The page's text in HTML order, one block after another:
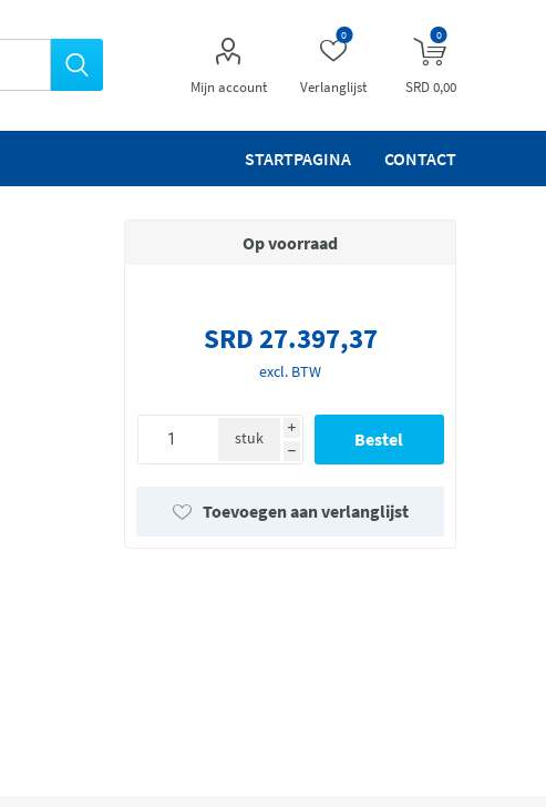
Mijn account Verlanglijst
0 0
SRD 0,00
STARTPAGINA CONTACT
Op voorraad
SRD 27.397,37
excl. BTW
i
h
stuk
Toevoegen aan verlanglijst